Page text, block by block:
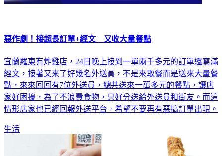
惡作劇！接超長訂單+經文 又收大量餐點
宜蘭羅東有炸雞店，24日晚上接到一單兩千多元的訂單還寫滿
經文，接著又來了好幾名外送員，不是來取餐而是送來大量餐
點，來來回回有7位外送員，總共送來一萬多元的餐點，讓店
家好困擾，為了不浪費食物，只好分送給外送員和街友。而這
情形店家也已經回報外送平台，希望不要再有惡搞訂單出現。
生活